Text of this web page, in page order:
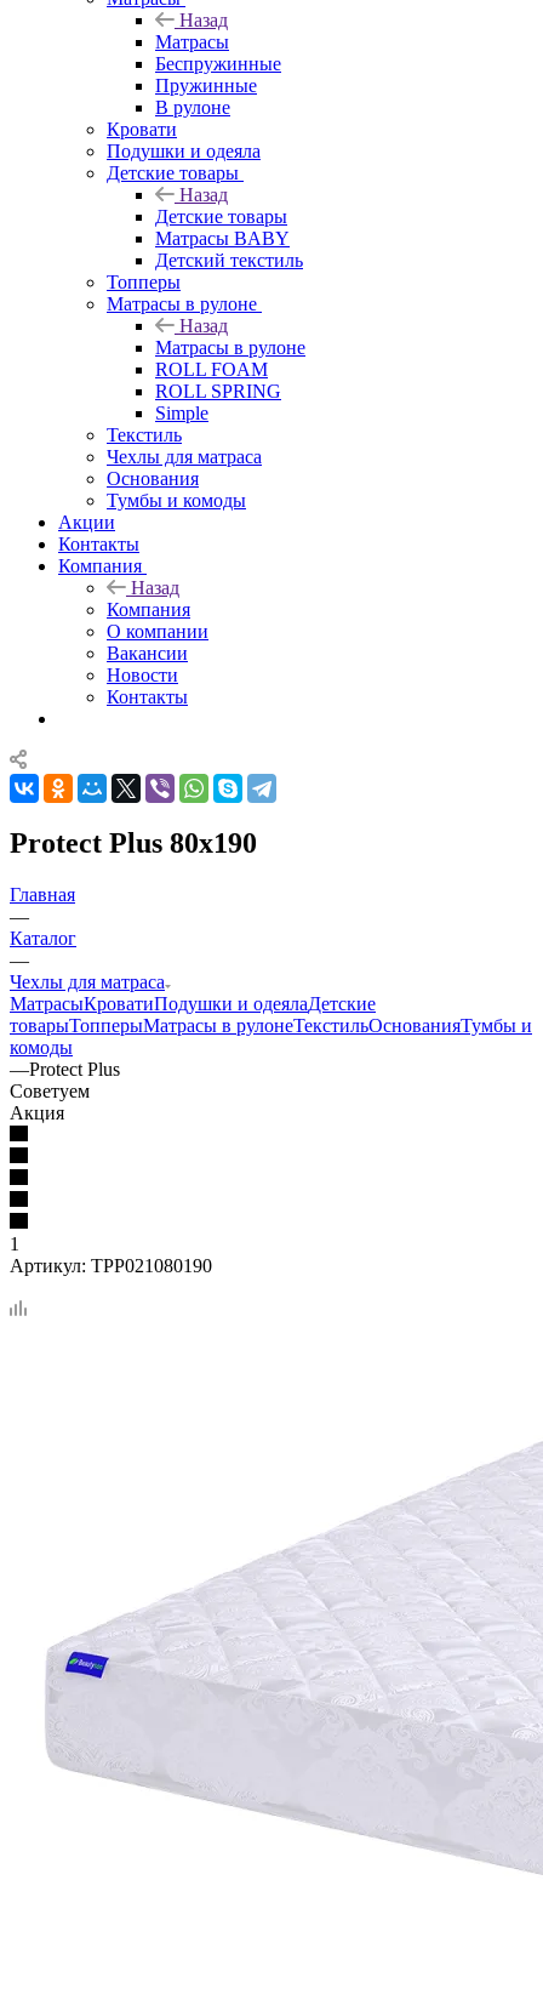
Назад
Матрасы
Беспружинные
Пружинные
В рулоне
Кровати
Подушки и одеяла
Детские товары
Назад
Детские товары
Матрасы BABY
Детский текстиль
Топперы
Матрасы в рулоне
Назад
Матрасы в рулоне
ROLL FOAM
ROLL SPRING
Simple
Текстиль
Чехлы для матраса
Основания
Тумбы и комоды
Акции
Контакты
Компания
Назад
Компания
О компании
Вакансии
Новости
Контакты
Protect Plus 80x190
Главная
—
Каталог
—
Чехлы для матраса
МатрасыКроватиПодушки и одеялаДетские
товарыТопперыМатрасы в рулонеТекстильОснованияТумбы и
комоды
—Protect Plus
Советуем
Акция
1
Артикул: TPP021080190